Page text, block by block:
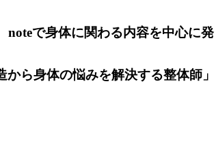
で身体に関わる内容を中心に発
ら身体の悩みを解決する整体師」